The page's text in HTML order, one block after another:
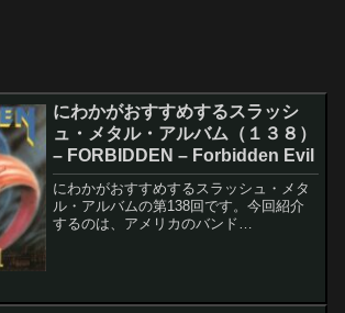
にわかがおすすめするスラッシ
ュ・メタル・アルバム（１３８）
– FORBIDDEN – Forbidden Evil
にわかがおすすめするスラッシュ・メタ
ル・アルバムの第138回です。今回紹介
するのは、アメリカのバンド